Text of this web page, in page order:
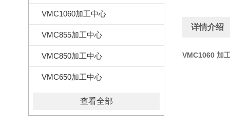
VMC1060加工中心
VMC855加工中心
VMC850加工中心
VMC650加工中心
查看全部
详情介绍
VMC1060 加